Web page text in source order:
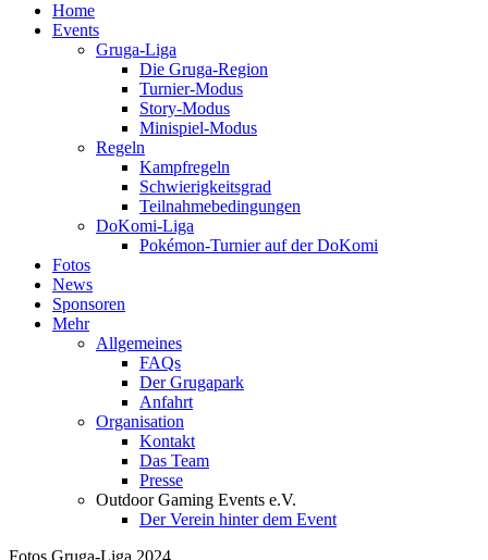
Home
Events
Gruga-Liga
Die Gruga-Region
Turnier-Modus
Story-Modus
Minispiel-Modus
Regeln
Kampfregeln
Schwierigkeitsgrad
Teilnahmebedingungen
DoKomi-Liga
Pokémon-Turnier auf der DoKomi
Fotos
News
Sponsoren
Mehr
Allgemeines
FAQs
Der Grugapark
Anfahrt
Organisation
Kontakt
Das Team
Presse
Outdoor Gaming Events e.V.
Der Verein hinter dem Event
Fotos Gruga-Liga 2024